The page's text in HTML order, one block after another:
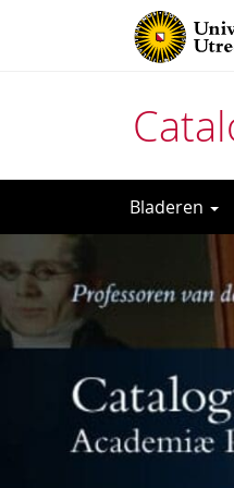
naar
het
inhoud
Bladeren